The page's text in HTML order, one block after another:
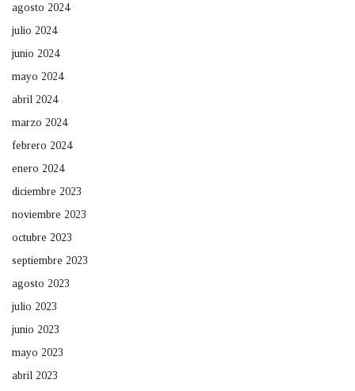
agosto 2024
julio 2024
junio 2024
mayo 2024
abril 2024
marzo 2024
febrero 2024
enero 2024
diciembre 2023
noviembre 2023
octubre 2023
septiembre 2023
agosto 2023
julio 2023
junio 2023
mayo 2023
abril 2023